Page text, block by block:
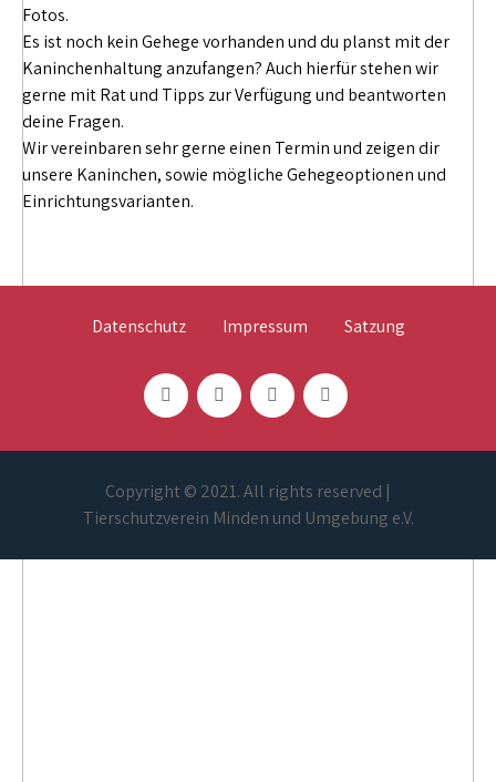
Fotos.
Es ist noch kein Gehege vorhanden und du planst mit der
Kaninchenhaltung anzufangen? Auch hierfür stehen wir
gerne mit Rat und Tipps zur Verfügung und beantworten
deine Fragen.
Wir vereinbaren sehr gerne einen Termin und zeigen dir
unsere Kaninchen, sowie mögliche Gehegeoptionen und
Einrichtungsvarianten.
Datenschutz Impressum Satzung
Copyright © 2021. All rights reserved |
Tierschutzverein Minden und Umgebung e.V.